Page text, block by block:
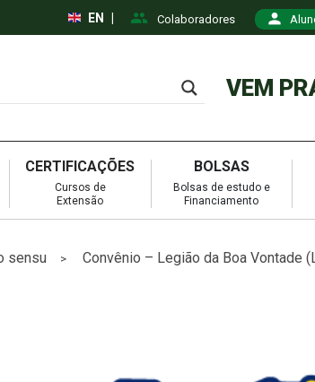
Colaboradores
EN
VEM
CERTIFICAÇÕES
Cursos de
Extensão
BOLSAS
Bolsas de estudo e
Financiamento
sensu > Convênio – Legião da Boa Vontade